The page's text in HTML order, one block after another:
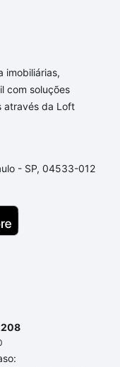
imobiliárias,
com soluções
através da Loft
- SP, 04533-012